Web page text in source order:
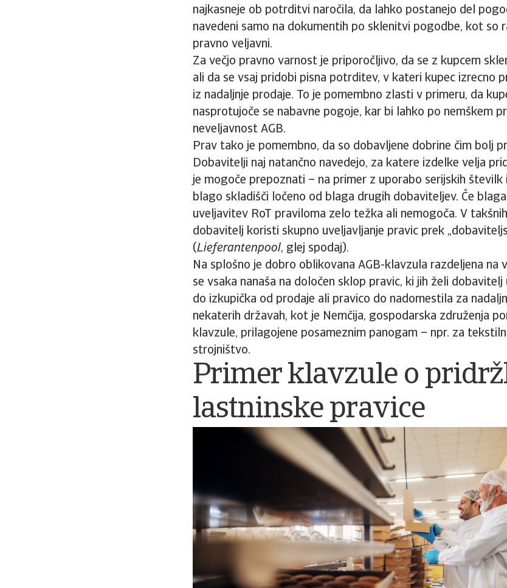
najkasneje ob potrditvi naročila, da lahko postanejo del
navedeni samo na dokumentih po sklenitvi pogodbe, kot so
pravno veljavni.
Za večjo pravno varnost je priporočljivo, da se z kupcem
ali da se vsaj pridobi pisna potrditev, v kateri kupec izrecno
iz nadaljnje prodaje. To je pomembno zlasti v primeru, da
nasprotujoče se nabavne pogoje, kar bi lahko po nemškem
neveljavnost AGB.
Prav tako je pomembno, da so dobavljene dobrine čim bolj
Dobavitelji naj natančno navedejo, za katere izdelke velja
je mogoče prepoznati – na primer z uporabo serijskih številk
blago skladišči ločeno od blaga drugih dobaviteljev. Če
uveljavitev RoT praviloma zelo težka ali nemogoča. V
dobavitelj koristi skupno uveljavljanje pravic prek
(Lieferantenpool, glej spodaj).
Na splošno je dobro oblikovana AGB-klavzula razdeljena na
se vsaka nanaša na določen sklop pravic, ki jih želi
do izkupička od prodaje ali pravico do nadomestila za
nekaterih državah, kot je Nemčija, gospodarska združenja
klavzule, prilagojene posameznim panogam – npr. za
strojništvo.
Primer klavzule o
lastninske pravice